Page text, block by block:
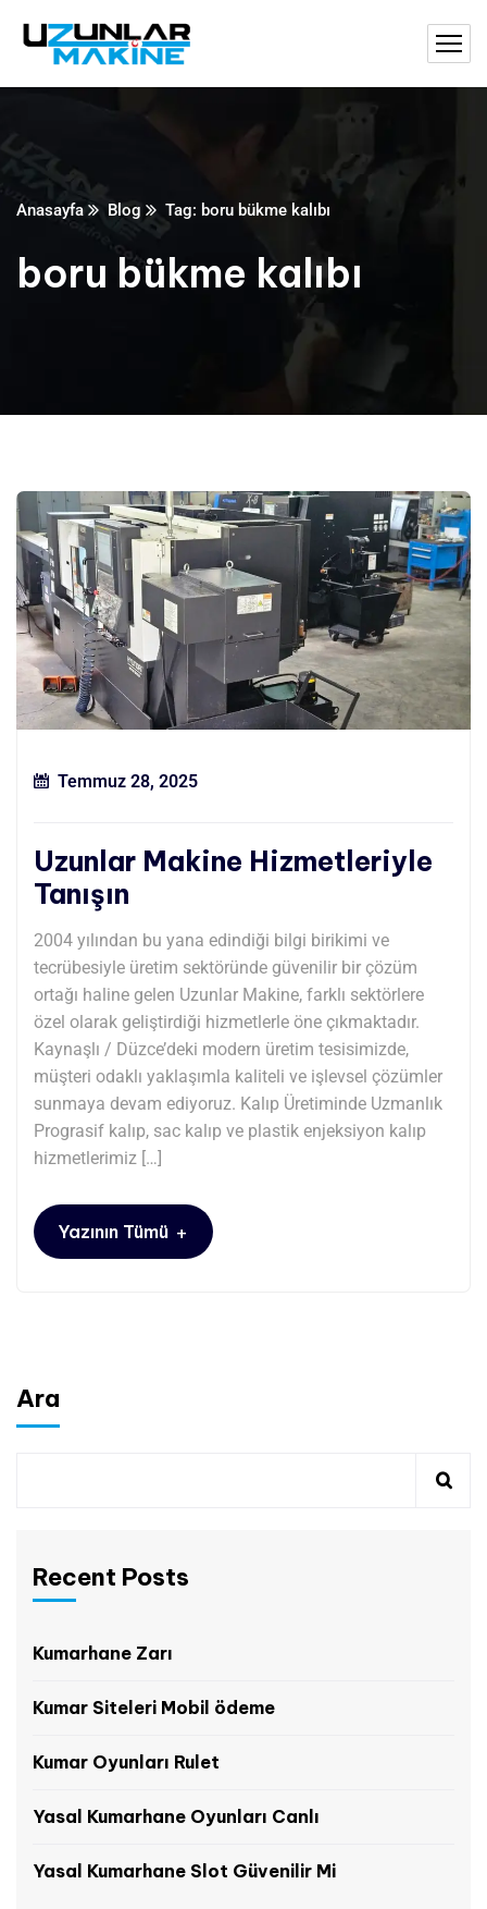
Anasayfa Blog Tag: boru bükme kalıbı
boru bükme kalıbı
Temmuz 28, 2025
Uzunlar Makine Hizmetleriyle
Tanışın
2004 yılından bu yana edindiği bilgi birikimi ve
tecrübesiyle üretim sektöründe güvenilir bir çözüm
ortağı haline gelen Uzunlar Makine, farklı sektörlere
özel olarak geliştirdiği hizmetlerle öne çıkmaktadır.
Kaynaşlı / Düzce’deki modern üretim tesisimizde,
müşteri odaklı yaklaşımla kaliteli ve işlevsel çözümler
sunmaya devam ediyoruz. Kalıp Üretiminde Uzmanlık
Prograsif kalıp, sac kalıp ve plastik enjeksiyon kalıp
hizmetlerimiz […]
Yazının Tümü +
Ara
Recent Posts
Kumarhane Zarı
Kumar Siteleri Mobil ödeme
Kumar Oyunları Rulet
Yasal Kumarhane Oyunları Canlı
Yasal Kumarhane Slot Güvenilir Mi